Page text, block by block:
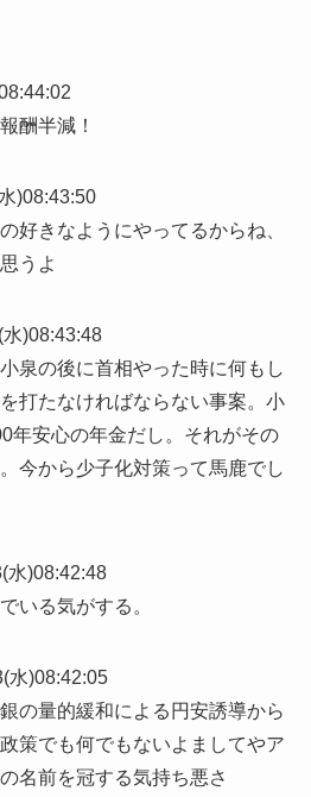
酬半減！
)08:43:50
好きなようにやってるからね、
うよ
)08:43:48
泉の後に首相やった時に何もし
打たなければならない事案。小
年安心の年金だし。それがその
今から少子化対策って馬鹿でし
水)08:42:48
いる気がする。
水)08:42:05
の量的緩和による円安誘導から
策でも何でもないよましてやア
名前を冠する気持ち悪さ